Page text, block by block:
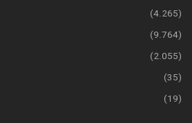
(4.265)
(9.764)
(2.055)
(35)
(19)